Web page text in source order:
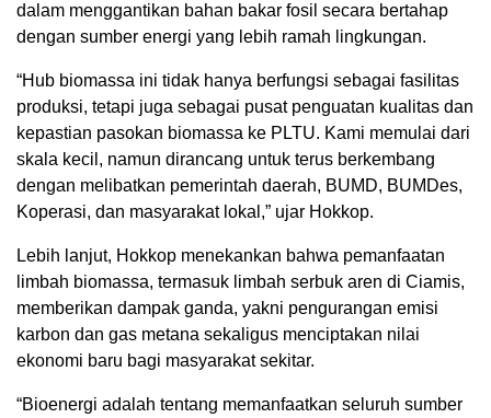
dalam menggantikan bahan bakar fosil secara bertahap
dengan sumber energi yang lebih ramah lingkungan.
“Hub biomassa ini tidak hanya berfungsi sebagai fasilitas
produksi, tetapi juga sebagai pusat penguatan kualitas dan
kepastian pasokan biomassa ke PLTU. Kami memulai dari
skala kecil, namun dirancang untuk terus berkembang
dengan melibatkan pemerintah daerah, BUMD, BUMDes,
Koperasi, dan masyarakat lokal,” ujar Hokkop.
Lebih lanjut, Hokkop menekankan bahwa pemanfaatan
limbah biomassa, termasuk limbah serbuk aren di Ciamis,
memberikan dampak ganda, yakni pengurangan emisi
karbon dan gas metana sekaligus menciptakan nilai
ekonomi baru bagi masyarakat sekitar.
“Bioenergi adalah tentang memanfaatkan seluruh sumber